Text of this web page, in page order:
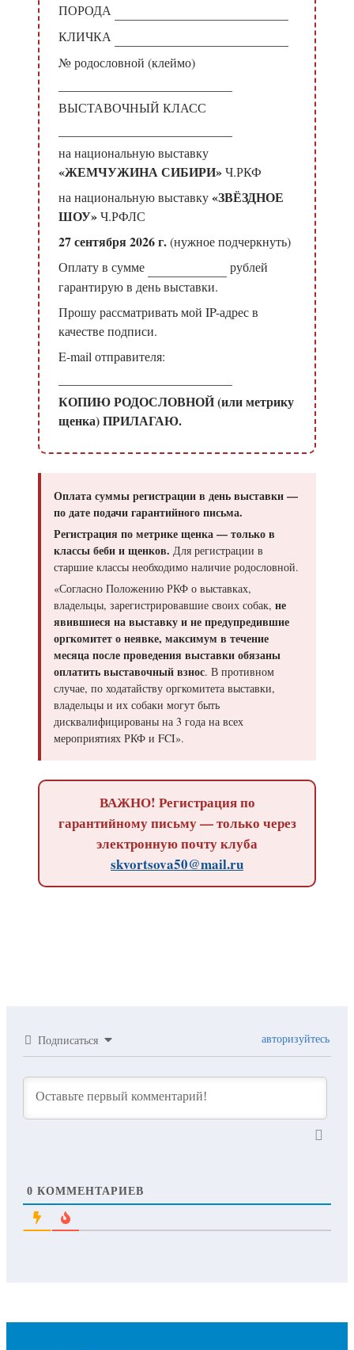
ПОРОДА
КЛИЧКА
№ родословной (клеймо)
ВЫСТАВОЧНЫЙ КЛАСС
на национальную выставку
«ЖЕМЧУЖИНА СИБИРИ»Ч.РКФ
на национальную выставку«ЗВЁЗДНОЕ
ШОУ»Ч.РФЛС
27 сентября 2026 г.(нужное подчеркнуть)
Оплату в сумме
рублей
гарантирую в день выставки.
Прошу рассматривать мой IP-адрес в
качестве подписи.
E-mail отправителя:
КОПИЮ РОДОСЛОВНОЙ (или метрику
щенка) ПРИЛАГАЮ.
Оплата суммы регистрации в день выставки —
по дате подачи гарантийного письма.
Регистрация по метрике щенка — только в
классы беби и щенков. Для регистрации в
старшие классы необходимо наличие родословной.
«Согласно Положению РКФ о выставках,
владельцы, зарегистрировавшие своих собак, не
явившиеся на выставку и не предупредившие
оргкомитет о неявке, максимум в течение
месяца после проведения выставки обязаны
оплатить выставочный взнос. В противном
случае, по ходатайству оргкомитета выставки,
владельцы и их собаки могут быть
дисквалифицированы на 3 года на всех
мероприятиях РКФ и FCI».
ВАЖНО! Регистрация по
гарантийному письму — только через
электронную почту клуба
skvortsova50@mail.ru
Подписаться авторизуйтесь
0 КОММЕНТАРИЕВ